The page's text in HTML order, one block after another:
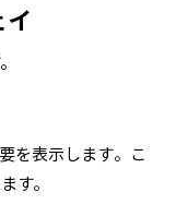
を表示します。こ
す。